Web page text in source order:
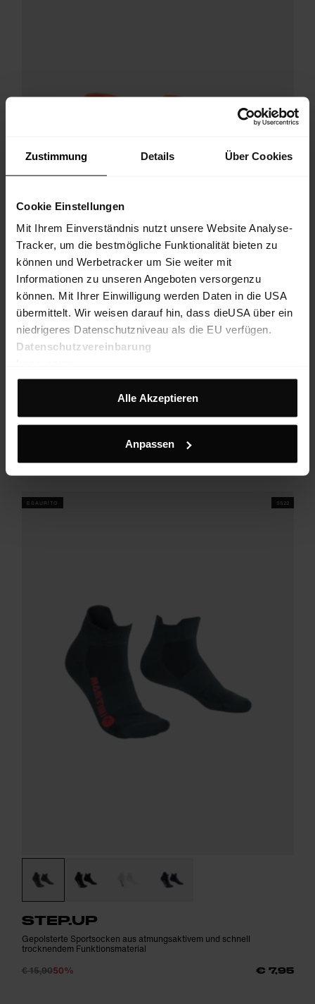
Zustimmung Details Über Cookies
Cookie Einstellungen
Mit Ihrem Einverständnis nutzt unsere Website Analyse-
Tracker, um die bestmögliche Funktionalität bieten zu
können und Werbetracker um Sie weiter mit
Informationen zu unseren Angeboten versorgenzu
können. Mit Ihrer Einwilligung werden Daten in die USA
übermittelt. Wir weisen darauf hin, dass dieUSA über ein
niedrigeres Datenschutzniveau als die EU verfügen.
Datenschutzvereinbarung
Alle Akzeptieren
Anpassen
trocknendem Funktionsmaterial
€ 18,9050% € 9,45
SS22
ESAURITO
STEP.UP
Gepolsterte Sportsocken aus atmungsaktivem und schnell
trocknendem Funktionsmaterial
€ 15,9050% € 7,95